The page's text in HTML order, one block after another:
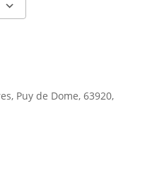
Puy de Dome, 63920,